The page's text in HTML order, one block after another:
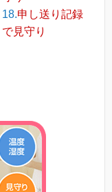
18.申し送り記録
で見守り